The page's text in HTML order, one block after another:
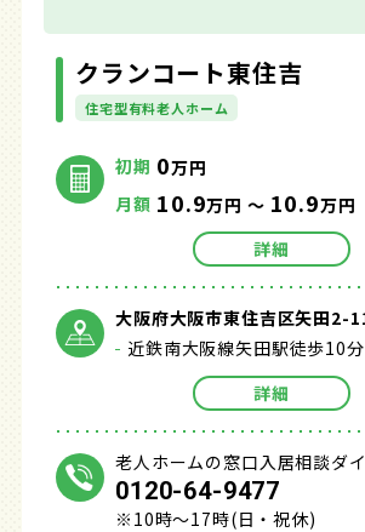
クランコート東住吉
住宅型有料老人ホーム
初期 0万円
月額 10.9万円 ～ 10.9万円
詳細
大阪府大阪市東住吉区矢田2-
近鉄南大阪線矢田駅徒歩10分
詳細
老人ホームの窓口入居相談ダ
0120-64-9477
※10時～17時(日・祝休)